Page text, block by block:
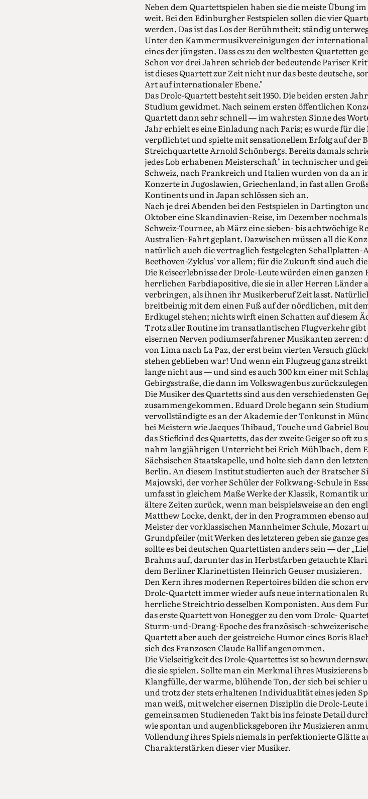
Neben dem Quartettspielen haben sie die meiste Übung
weit. Bei den Edinburgher Festspielen sollen die vier
werden. Das ist das Los der Berühmtheit: ständig
Unter den Kammermusikvereinigungen der
eines der jüngsten. Dass es zu den weltbesten
Schon vor drei Jahren schrieb der bedeutende Pariser
ist dieses Quartett zur Zeit nicht nur das beste deutsche,
Art auf internationaler Ebene."
Das Drolc-Quartett besteht seit 1950. Die beiden ersten
Studium gewidmet. Nach seinem ersten öffentlichen
Quartett dann sehr schnell — im wahrsten Sinne des
Jahr erhielt es eine Einladung nach Paris; es wurde für
verpflichtet und spielte mit sensationellem Erfolg auf der
Streichquartette Arnold Schönbergs. Bereits damals
jedes Lob erhabenen Meisterschaft" in technischer und
Schweiz, nach Frankreich und Italien wurden von da an
Konzerte in Jugoslawien, Griechenland, in fast allen
Kontinents und in Japan schlössen sich an.
Nach je drei Abenden bei den Festspielen in Dartington
Oktober eine Skandinavien-Reise, im Dezember
Schweiz-Tournee, ab März eine sieben- bis achtwöchige
Australien-Fahrt geplant. Dazwischen müssen all die
natürlich auch die vertraglich festgelegten Schallplatten-
Beethoven-Zyklus' vor allem; für die Zukunft sind auch
Die Reiseerlebnisse der Drolc-Leute würden einen
herrlichen Farbdiapositive, die sie in aller Herren
verbringen, als ihnen ihr Musikerberuf Zeit lasst.
breitbeinig mit dem einen Fuß auf der nördlichen, mit
Erdkugel stehen; nichts wirft einen Schatten auf diesem
Trotz aller Routine im transatlantischen Flugverkehr gibt
eisernen Nerven podiumserfahrener Musikanten zerren:
von Lima nach La Paz, der erst beim vierten Versuch
stehen geblieben war! Und wenn ein Flugzeug ganz
lange nicht aus — und sind es auch 300 km einer mit
Gebirgsstraße, die dann im Volkswagenbus
Die Musiker des Quartetts sind aus den verschiedensten
zusammengekommen. Eduard Drolc begann sein
vervollständigte es an der Akademie der Tonkunst in
bei Meistern wie Jacques Thibaud, Touche und Gabriel
das Stiefkind des Quartetts, das der zweite Geiger so oft
nahm langjährigen Unterricht bei Erich Mühlbach, dem
Sächsischen Staatskapelle, und holte sich dann den
Berlin. An diesem Institut studierten auch der Bratscher
Majowski, der vorher Schüler der Folkwang-Schule in
umfasst in gleichem Maße Werke der Klassik, Romantik
ältere Zeiten zurück, wenn man beispielsweise an den
Matthew Locke, denkt, der in den Programmen ebenso
Meister der vorklassischen Mannheimer Schule, Mozart
Grundpfeiler (mit Werken des letzteren geben sie ganze
sollte es bei deutschen Quartettisten anders sein — der
Brahms auf, darunter das in Herbstfarben getauchte
dem Berliner Klarinettisten Heinrich Geuser musizieren.
Den Kern ihres modernen Repertoires bilden die schon
Drolc-Quartctt immer wieder aufs neue internationalen
herrliche Streichtrio desselben Komponisten. Aus dem
das erste Quartett von Honegger zu den vom Drolc-
Sturm-und-Drang-Epoche des französisch-
Quartett aber auch der geistreiche Humor eines Boris
sich des Franzosen Claude Ballif angenommen.
Die Vielseitigkeit des Drolc-Quartettes ist so
die sie spielen. Sollte man ein Merkmal ihres Musizierens
Klangfülle, der warme, blühende Ton, der sich bei
und trotz der stets erhaltenen Individualität eines jeden
man weiß, mit welcher eisernen Disziplin die Drolc-
gemeinsamen Studieneden Takt bis ins feinste Detail
wie spontan und augenblicksgeboren ihr Musizieren
Vollendung ihres Spiels niemals in perfektionierte Glätte
Charakterstärken dieser vier Musiker.